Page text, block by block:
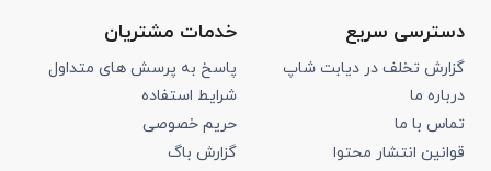
دسترسی سریع
گزارش تخلف در دیابت شاپ
درباره ما
تماس با ما
قوانین انتشار محتوا
خدمات مشتریان
پاسخ به پرسش های متداول
شرایط استفاده
حریم خصوصی
گزارش باگ